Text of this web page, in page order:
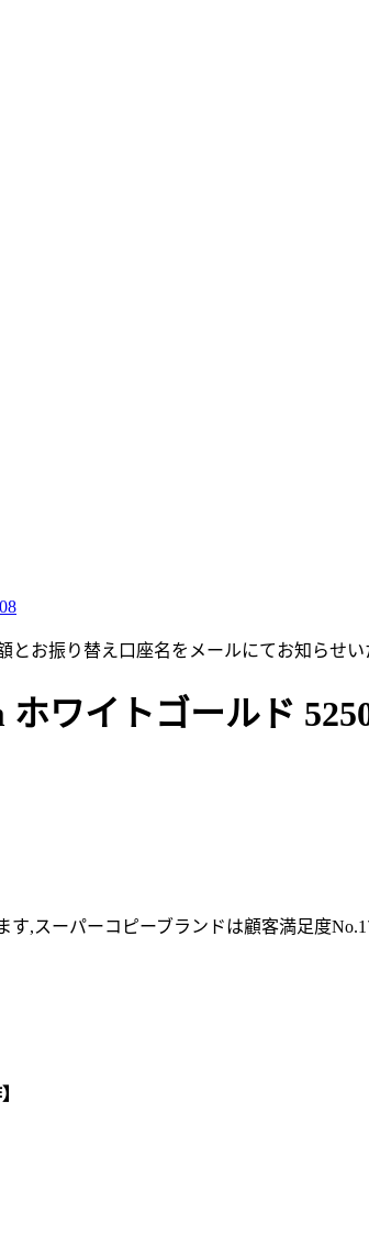
お振り替え口座名をメールにてお知らせい
ワイトゴールド
,スーパーコピーブランドは顧客満足度No.1